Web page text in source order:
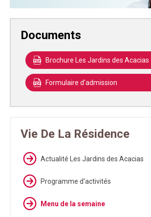
Documents
Brochure Les Jardins des Acacias
Formulaire d'admission
Vie De La Résidence
Actualité Les Jardins des Acacias
Programme d'activités
Menu de la semaine